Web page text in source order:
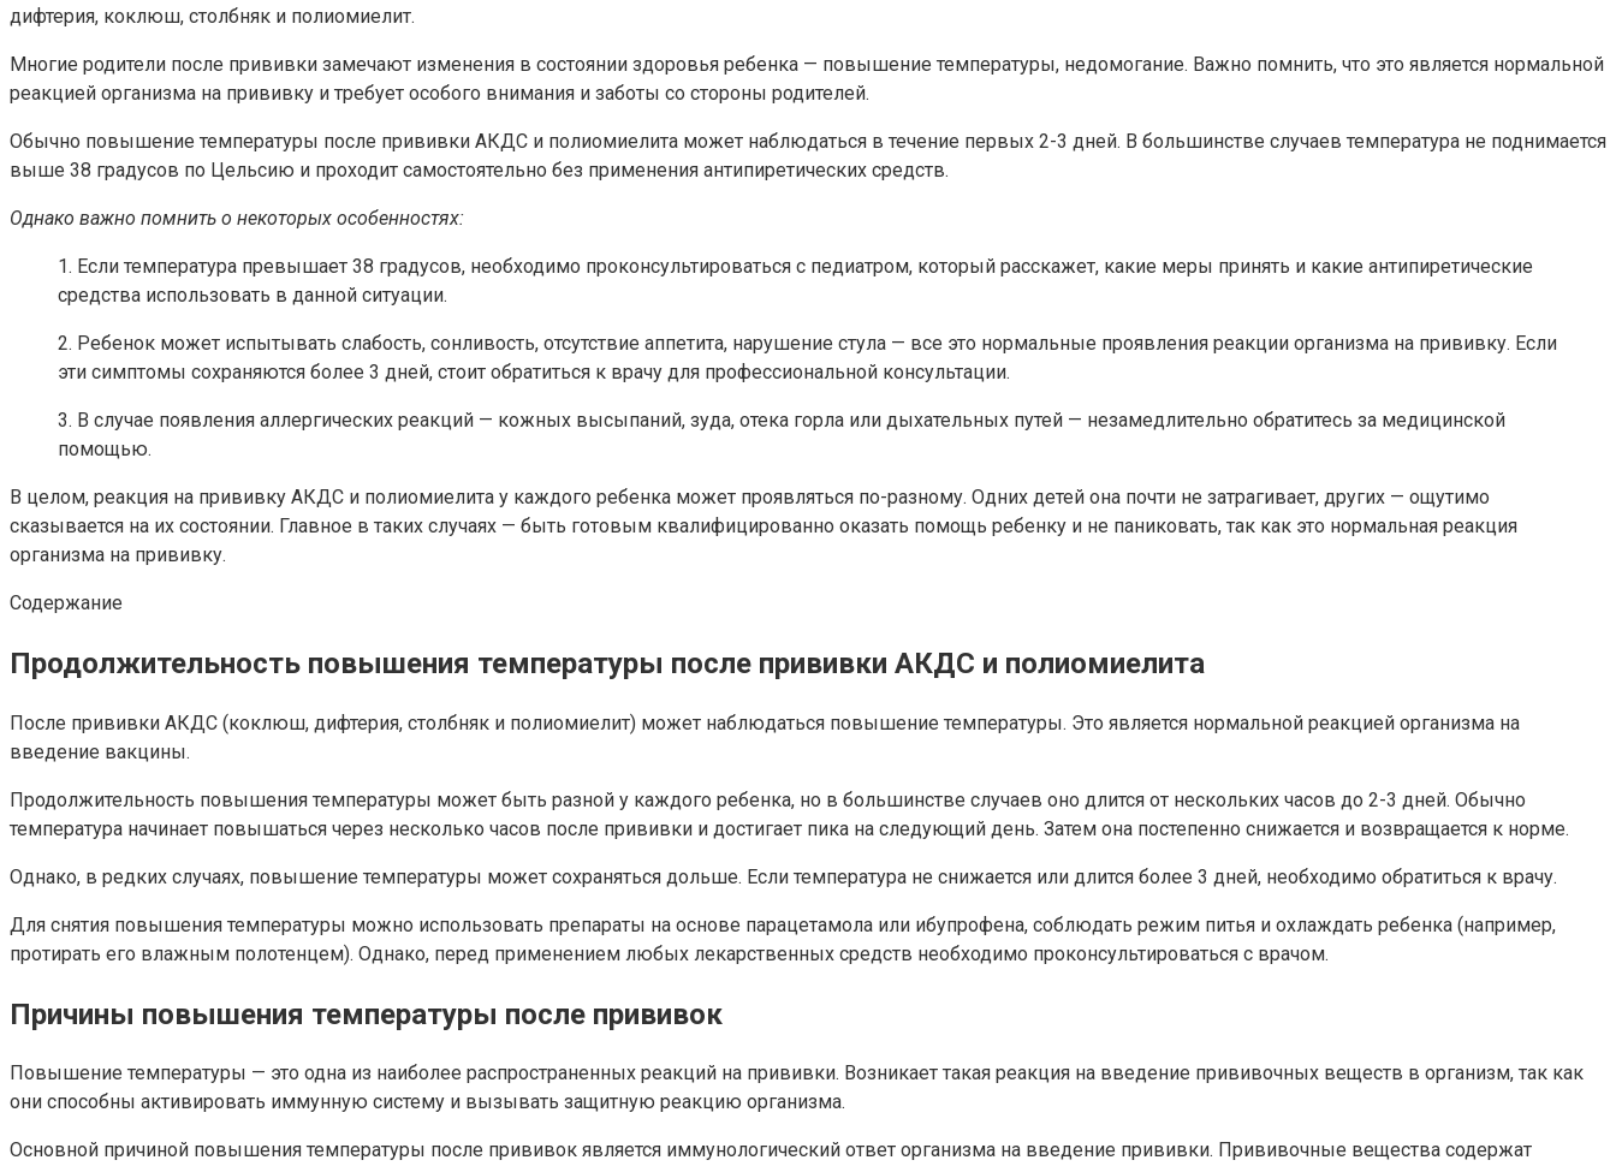
дифтерия, коклюш, столбняк и полиомиелит.
Многие родители после прививки замечают изменения в состоянии здоровья ребенка — повышение температуры, недомогание. Важно помнить, что это является нормальной
реакцией организма на прививку и требует особого внимания и заботы со стороны родителей.
Обычно повышение температуры после прививки АКДС и полиомиелита может наблюдаться в течение первых 2-3 дней. В большинстве случаев температура не поднимается
выше 38 градусов по Цельсию и проходит самостоятельно без применения антипиретических средств.
Однако важно помнить о некоторых особенностях:
1. Если температура превышает 38 градусов, необходимо проконсультироваться с педиатром, который расскажет, какие меры принять и какие антипиретические
средства использовать в данной ситуации.
2. Ребенок может испытывать слабость, сонливость, отсутствие аппетита, нарушение стула — все это нормальные проявления реакции организма на прививку. Если
эти симптомы сохраняются более 3 дней, стоит обратиться к врачу для профессиональной консультации.
3. В случае появления аллергических реакций — кожных высыпаний, зуда, отека горла или дыхательных путей — незамедлительно обратитесь за медицинской
помощью.
В целом, реакция на прививку АКДС и полиомиелита у каждого ребенка может проявляться по-разному. Одних детей она почти не затрагивает, других — ощутимо
сказывается на их состоянии. Главное в таких случаях — быть готовым квалифицированно оказать помощь ребенку и не паниковать, так как это нормальная реакция
организма на прививку.
Содержание
Продолжительность повышения температуры после прививки АКДС и полиомиелита
После прививки АКДС (коклюш, дифтерия, столбняк и полиомиелит) может наблюдаться повышение температуры. Это является нормальной реакцией организма на
введение вакцины.
Продолжительность повышения температуры может быть разной у каждого ребенка, но в большинстве случаев оно длится от нескольких часов до 2-3 дней. Обычно
температура начинает повышаться через несколько часов после прививки и достигает пика на следующий день. Затем она постепенно снижается и возвращается к норме.
Однако, в редких случаях, повышение температуры может сохраняться дольше. Если температура не снижается или длится более 3 дней, необходимо обратиться к врачу.
Для снятия повышения температуры можно использовать препараты на основе парацетамола или ибупрофена, соблюдать режим питья и охлаждать ребенка (например,
протирать его влажным полотенцем). Однако, перед применением любых лекарственных средств необходимо проконсультироваться с врачом.
Причины повышения температуры после прививок
Повышение температуры — это одна из наиболее распространенных реакций на прививки. Возникает такая реакция на введение прививочных веществ в организм, так как
они способны активировать иммунную систему и вызывать защитную реакцию организма.
Основной причиной повышения температуры после прививок является иммунологический ответ организма на введение прививки. Прививочные вещества содержат